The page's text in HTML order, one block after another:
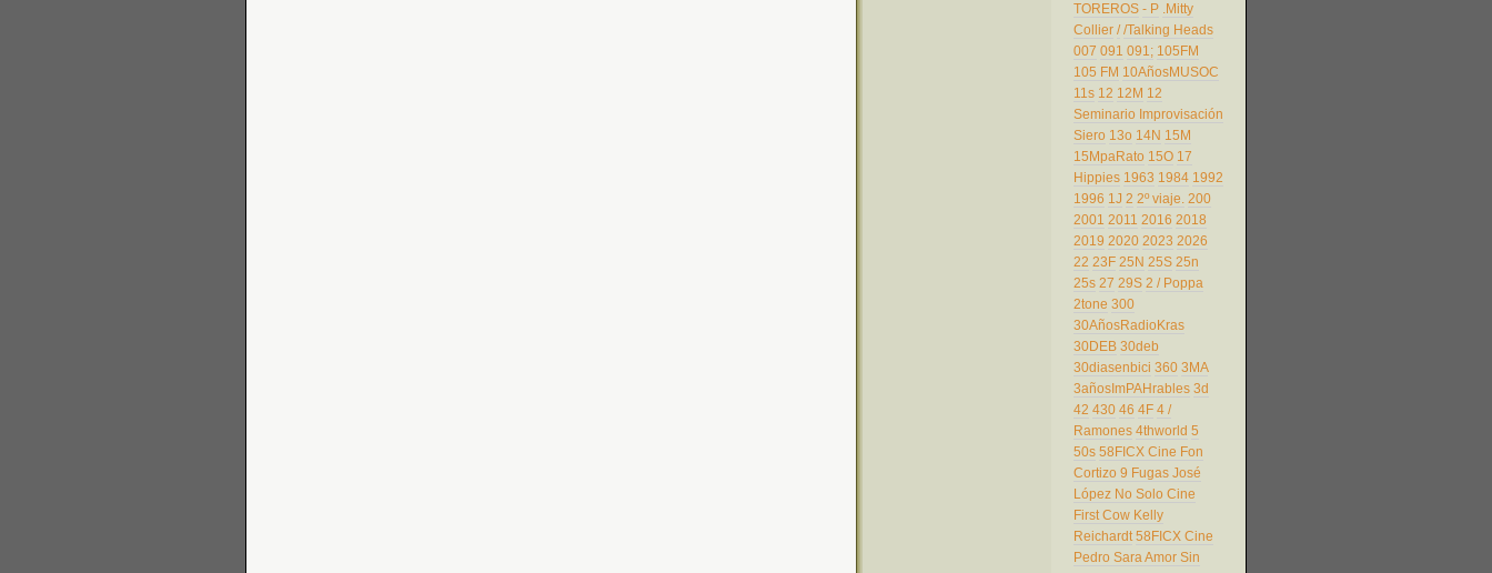
TOREROS - P .Mitty
Collier / /Talking Heads
007 091 091; 105FM
105 FM 10AñosMUSOC
11s 12 12M 12
Seminario Improvisación
Siero 13o 14N 15M
15MpaRato 15O 17
Hippies 1963 1984 1992
1996 1J 2 2º viaje. 200
2001 2011 2016 2018
2019 2020 2023 2026
22 23F 25N 25S 25n
25s 27 29S 2 / Poppa
2tone 300
30AñosRadioKras
30DEB 30deb
30diasenbici 360 3MA
3añosImPAHrables 3d
42 430 46 4F 4 /
Ramones 4thworld 5
50s 58FICX Cine Fon
Cortizo 9 Fugas José
López No Solo Cine
First Cow Kelly
Reichardt 58FICX Cine
Pedro Sara Amor Sin